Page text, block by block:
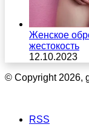
Женское
жестокость
12.10.2023
© Copyright 2026,
RSS